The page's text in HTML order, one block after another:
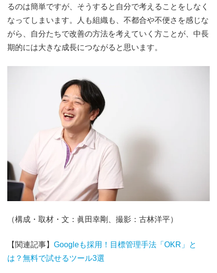
るのは簡単ですが、そうすると自分で考えることをしなく
なってしまいます。人も組織も、不都合や不便さを感じな
がら、自分たちで改善の方法を考えていく方ことが、中長
期的には大きな成長につながると思います。
（構成・取材・文：眞田幸剛、撮影：古林洋平）
【関連記事】 Googleも採用！目標管理手法「OKR」と
は？無料で試せるツール3選